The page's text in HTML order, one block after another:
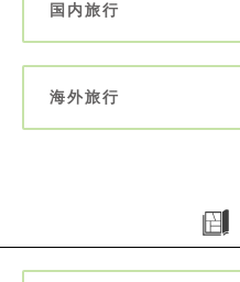
国内旅行
海外旅行